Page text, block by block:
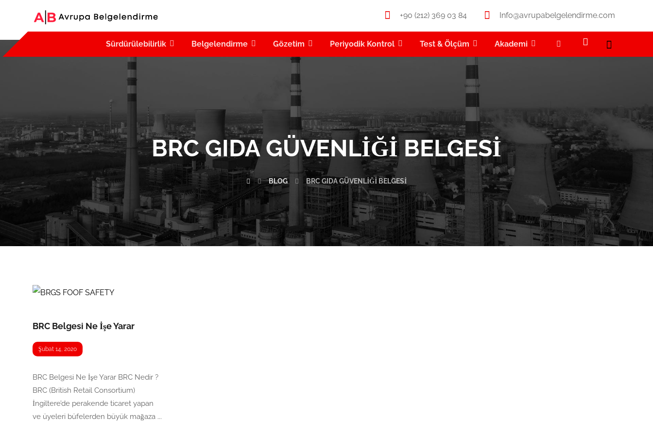
Info@avrupabelgelendirme.com
+90 (212) 369 03 84
Sürdürülebilirlik Belgelendirme Gözetim Periyodik Kontrol Test & Ölçüm Akademi
BRC GIDA GÜVENLIĞI BELGESI
BLOG BRC GIDA GÜVENLIĞI BELGESI
BRC Belgesi Ne İşe Yarar
Şubat 14, 2020
BRC Belgesi Ne İşe Yarar BRC Nedir ?
BRC (British Retail Consortium)
İngiltere’de perakende ticaret yapan
ve üyeleri büfelerden büyük mağaza ...